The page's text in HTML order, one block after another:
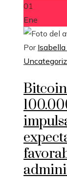
01
Ene
Por